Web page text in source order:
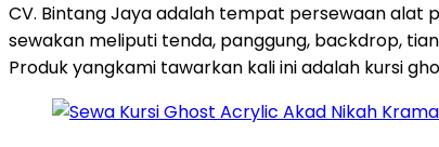
CV. Bintang Jaya adalah tempat persewaan alat
sewakan meliputi tenda, panggung, backdrop,
Produk yangkami tawarkan kali ini adalah kursi